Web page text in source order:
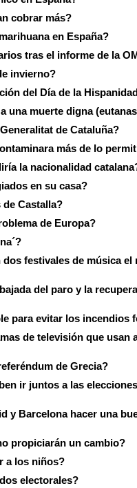
cobrar más?
en España?
tras el informe de la
invierno?
del Día de la
una muerte digna
de Cataluña?
más de lo
la nacionalidad
en su casa?
de Castalla?
de Europa?
festivales de música el
del paro y la
para evitar los incendios
de televisión que usan
de Grecia?
ir juntos a las elecciones
y Barcelona hacer una
propiciarán un cambio?
a los niños?
electorales?